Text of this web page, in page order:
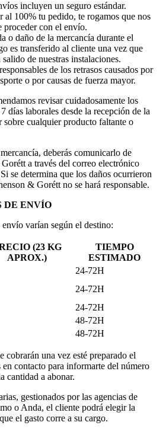
incluyen un seguro estándar.
al 100% tu pedido, te rogamos que nos
proceder con el envío.
o daño de la mercancía durante el
es transferido al cliente una vez que
de nuestras instalaciones.
de los retrasos causados por
o por causas de fuerza mayor.
revisar cuidadosamente los
días laborales desde la recepción de la
sobre cualquier producto faltante o
deberás comunicarlo de
a través del correo electrónico
se determina que los daños ocurrieron
& Gorétt no se hará responsable.
DE ENVÍO
varían según el destino:
(23 KG
APROX.)
TIEMPO
ESTIMADO
24-72H
24-72H
24-72H
48-72H
48-72H
cobrarán una vez esté preparado el
contacto para informarte del número
cantidad a abonar.
gestionados por las agencias de
o Anda, el cliente podrá elegir la
el gasto corre a su cargo.